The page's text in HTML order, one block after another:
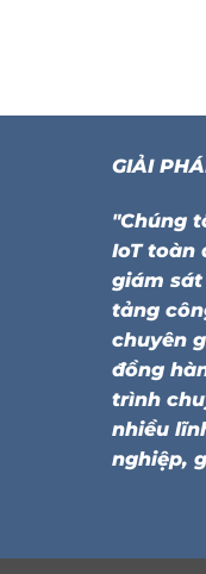
GIẢI
"Chúng
IoT toàn
giám sát
tảng
chuyên
đồng
trình
nhiều
nghiệp,